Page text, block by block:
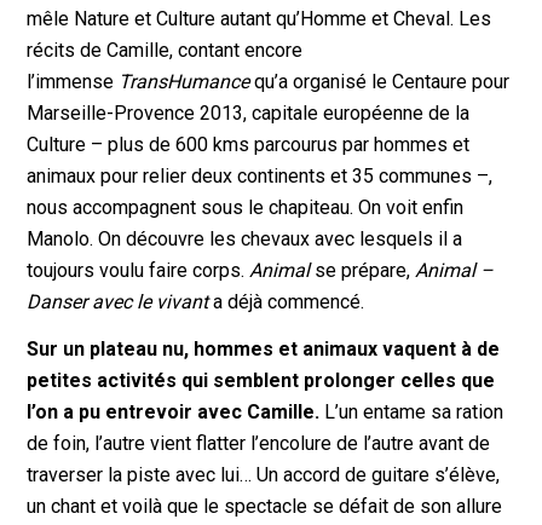
mêle Nature et Culture autant qu’Homme et Cheval. Les
récits de Camille, contant encore
l’immense TransHumancequ’a organisé le Centaure pour
Marseille-Provence 2013, capitale européenne de la
Culture – plus de 600 kms parcourus par hommes et
animaux pour relier deux continents et 35 communes –,
nous accompagnent sous le chapiteau. On voit enfin
Manolo. On découvre les chevaux avec lesquels il a
toujours voulu faire corps.Animalse prépare,Animal –
Danser avec le vivanta déjà commencé.
Sur un plateau nu, hommes et animaux vaquent à de
petites activités qui semblent prolonger celles que
l’on a pu entrevoir avec Camille. L’un entame sa ration
de foin, l’autre vient flatter l’encolure de l’autre avant de
traverser la piste avec lui… Un accord de guitare s’élève,
un chant et voilà que le spectacle se défait de son allure